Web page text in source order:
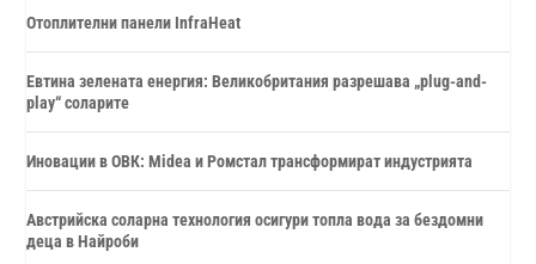
Отоплителни панели InfraHeat
Евтина зелената енергия: Великобритания разрешава „plug-and-
play“ соларите
Иновации в ОВК: Midea и Ромстал трансформират индустрията
Австрийска соларна технология осигури топла вода за бездомни
деца в Найроби